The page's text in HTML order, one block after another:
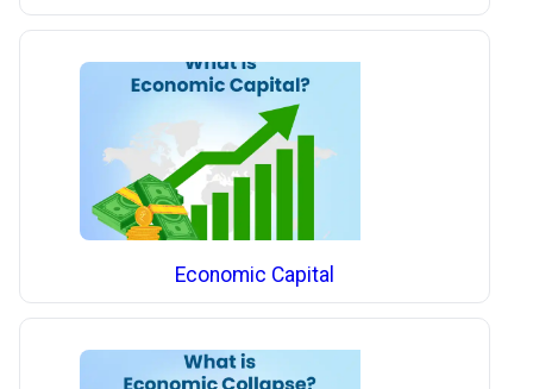
Economic Capital